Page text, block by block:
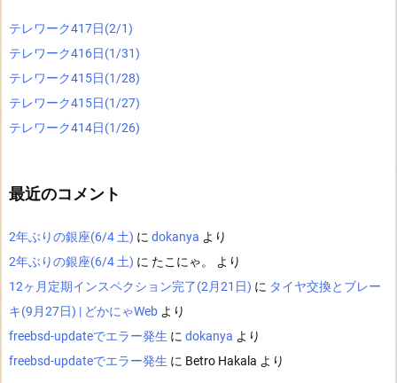
テレワーク417日(2/1)
テレワーク416日(1/31)
テレワーク415日(1/28)
テレワーク415日(1/27)
テレワーク414日(1/26)
最近のコメント
2年ぶりの銀座(6/4 土) に dokanya より
2年ぶりの銀座(6/4 土) に たこにゃ。
より
12ヶ月定期インスペクション完了(2月21日) に タイヤ交換とブレー
キ(9月27日) | どかにゃWeb より
freebsd-updateでエラー発生 に dokanya より
freebsd-updateでエラー発生 に Betro Hakala より